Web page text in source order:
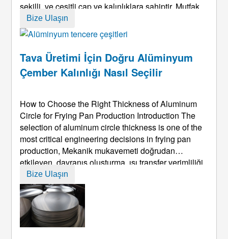
şekilli, ve çeşitli çap ve kalınlıklara sahiptir. Mutfak
alüminyum disklerinin ana kullanımı çeşitli tencere
ve mutfak aletleri yapmaktır., tavalar gibi, tava, fırın
kabı, ve basınç ...
Bize Ulaşın
Tava Üretimi İçin Doğru Alüminyum
Çember Kalınlığı Nasıl Seçilir
How to Choose the Right Thickness of Aluminum
Circle for Frying Pan Production Introduction The
selection of aluminum circle thickness is one of the
most critical engineering decisions in frying pan
production, Mekanik mukavemeti doğrudan
etkileyen, davranış oluşturma, ısı transfer verimliliği,
servis ömrü, ve genel pişirme kabı performansı.
Üreticiler gücü dengelemeli, kalınlık bütünlüğü,
sertlik, ...
Bize Ulaşın